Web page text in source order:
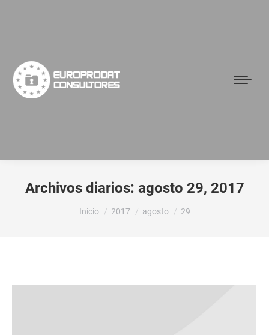
Archivos diarios: agosto 29, 2017
Estás aquí:
Inicio 2017 agosto 29